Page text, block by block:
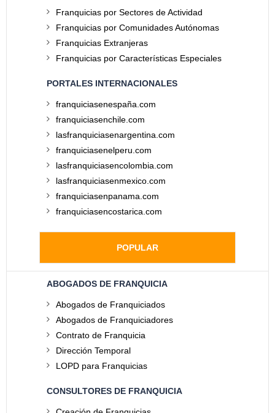
Franquicias por Sectores de Actividad
Franquicias por Comunidades Autónomas
Franquicias Extranjeras
Franquicias por Características Especiales
PORTALES INTERNACIONALES
franquiciasenespaña.com
franquiciasenchile.com
lasfranquiciasenargentina.com
franquiciasenelperu.com
lasfranquiciasencolombia.com
lasfranquiciasenmexico.com
franquiciasenpanama.com
franquiciasencostarica.com
POPULAR
ABOGADOS DE FRANQUICIA
Abogados de Franquiciados
Abogados de Franquiciadores
Contrato de Franquicia
Dirección Temporal
LOPD para Franquicias
CONSULTORES DE FRANQUICIA